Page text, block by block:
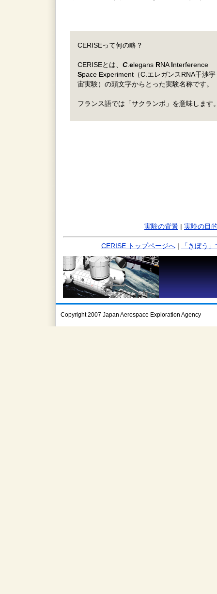
CERISEって何の略？
CERISEとは、 C.e legans RNA nterference
Space Experiment（C.エレガンスRNA干渉宇
宙実験）の頭文字からとった実験名称です。
フランス語では「サクランボ」を意味します
実験の背景 実験の目
CERISE トップページへ| 「きぼう
Copyright 2007 Japan Aerospace Exploration Agency